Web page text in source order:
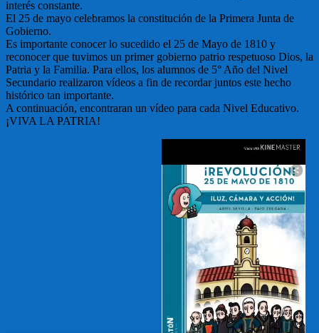
interés constante.
El 25 de mayo celebramos la constitución de la Primera Junta de
Gobierno.
Es importante conocer lo sucedido el 25 de Mayo de 1810 y
reconocer que tuvimos un primer gobierno patrio respetuoso Dios, la
Patria y la Familia. Para ellos, los alumnos de 5° Año del Nivel
Secundario realizaron vídeos a fin de recordar juntos este hecho
histórico tan importante.
A continuación, encontraran un vídeo para cada Nivel Educativo.
¡VIVA LA PATRIA!